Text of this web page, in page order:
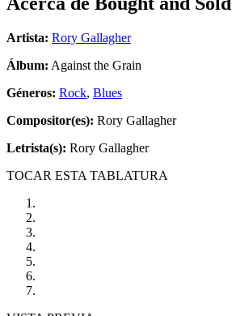
Artista: Rory Gallagher
Álbum: Against the Grain
Géneros: Rock, Blues
Compositor(es): Rory Gallagher
Letrista(s): Rory Gallagher
TOCAR ESTA TABLATURA